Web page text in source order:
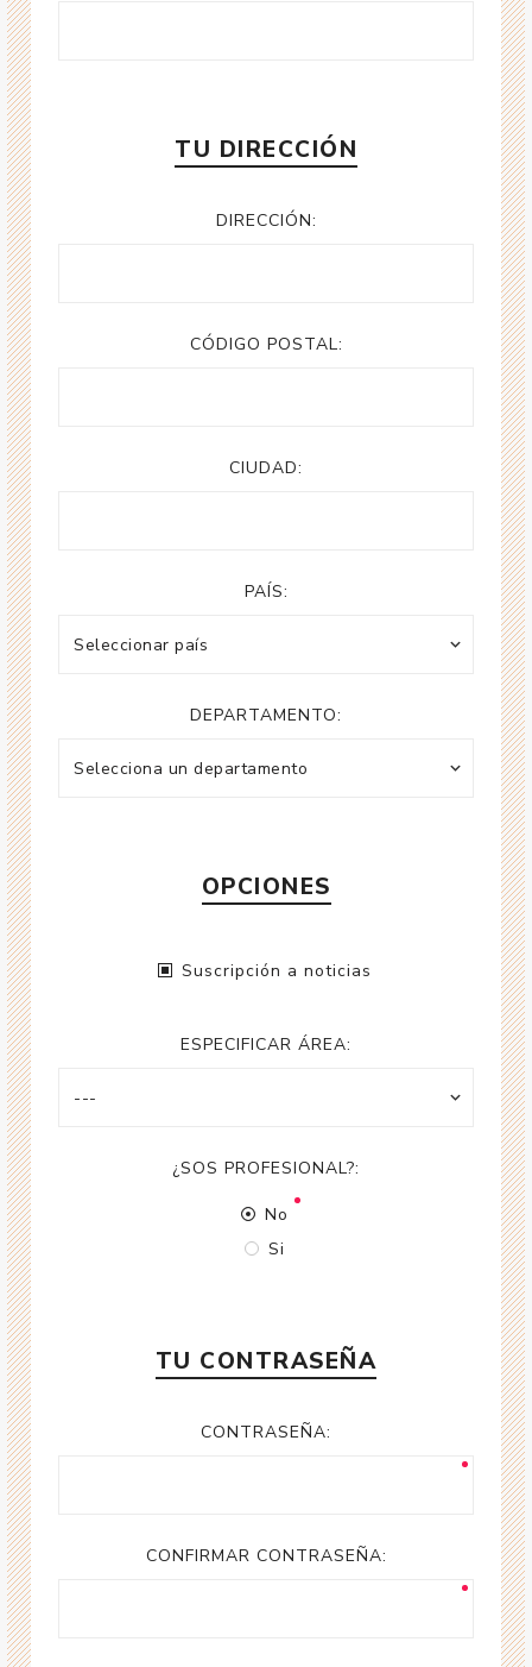
TU DIRECCIÓN
DIRECCIÓN:
CÓDIGO POSTAL:
CIUDAD:
PAÍS:
DEPARTAMENTO:
OPCIONES
Suscripción a noticias
ESPECIFICAR ÁREA:
¿SOS PROFESIONAL?:
No
Si
TU CONTRASEÑA
CONTRASEÑA:
CONFIRMAR CONTRASEÑA: